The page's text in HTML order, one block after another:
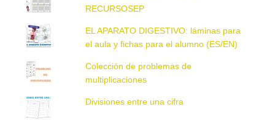
RECURSOSEP
EL APARATO DIGESTIVO: láminas para
el aula y fichas para el alumno (ES/EN)
Colección de problemas de
multiplicaciones
Divisiones entre una cifra